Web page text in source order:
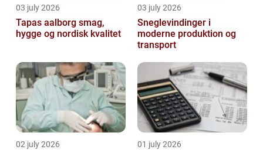
03 july 2026
Tapas aalborg smag,
hygge og nordisk kvalitet
03 july 2026
Sneglevindinger i
moderne produktion og
transport
02 july 2026 01 july 2026